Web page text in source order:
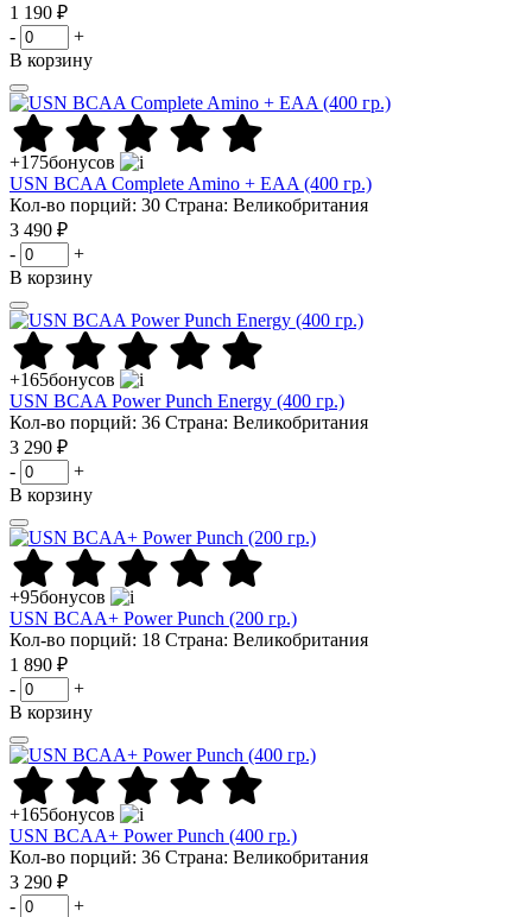
1 190 ₽
-
+
В корзину
+175бонусов
USN BCAA Complete Amino + EAA (400 гр.)
Кол-во порций: 30 Страна: Великобритания
3 490 ₽
-
+
В корзину
+165бонусов
USN BCAA Power Punch Energy (400 гр.)
Кол-во порций: 36 Страна: Великобритания
3 290 ₽
-
+
В корзину
+95бонусов
USN BCAA+ Power Punch (200 гр.)
Кол-во порций: 18 Страна: Великобритания
1 890 ₽
-
+
В корзину
+165бонусов
USN BCAA+ Power Punch (400 гр.)
Кол-во порций: 36 Страна: Великобритания
3 290 ₽
-
+